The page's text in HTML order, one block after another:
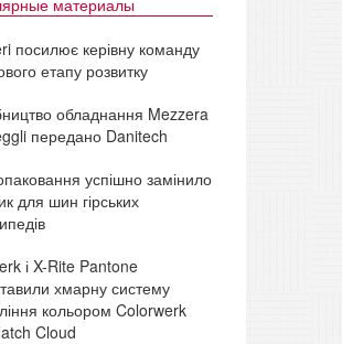
посилює керівну команду
етапу розвитку
обладнання Mezzera
передано Danitech
успішно замінило
для шин гірських
і X-Rite Pantone
хмарну систему
кольором Colorwerk
Cloud